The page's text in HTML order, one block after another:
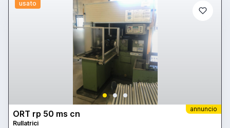
usato
annuncio
ORT rp 50 ms cn
Rullatrici